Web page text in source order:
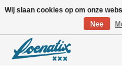
Wij slaan cookies op om onze
Nee